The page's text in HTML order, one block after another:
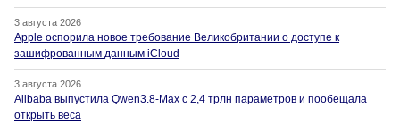
3 августа 2026
Apple оспорила новое требование Великобритании о доступе к
зашифрованным данным iCloud
3 августа 2026
Alibaba выпустила Qwen3.8-Max с 2,4 трлн параметров и пообещала
открыть веса